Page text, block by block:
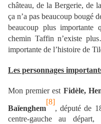
château, de la Bergerie,
ça n’a pas beaucoup bougé
beaucoup plus importante
chemin Taffin n’existe
importante de l’histoire de
Les personnages
Mon premier est Fidèle,
Baïenghem
[8]
, député de
centre-gauche au